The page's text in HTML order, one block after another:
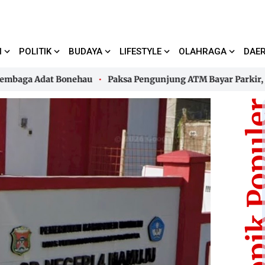
POLITIK BUDAYA LIFESTYLE OLAHRAGA
Adat Bonehau Paksa Pengunjung ATM Bayar Parkir, Jukir
Bonehau Paksa Pengunjung ATM Bayar Parkir, Jukir